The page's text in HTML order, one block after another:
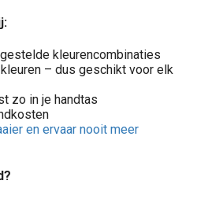
kleurencombinaties
– dus geschikt voor elk
zo in je handtas
en ervaar nooit meer